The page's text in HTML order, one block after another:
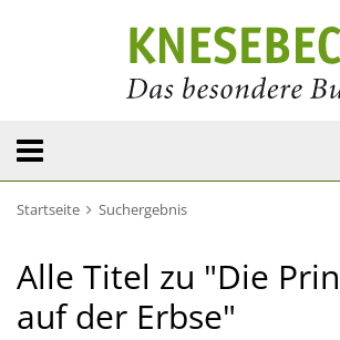
Startseite Suchergebnis
Alle Titel zu "Die
auf der Erbse"